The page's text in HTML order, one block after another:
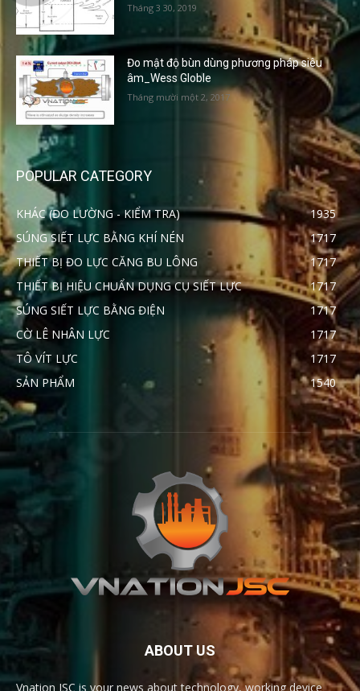
Tháng 3 30, 2019
Đo mật độ bùn dùng phương pháp siêu
âm_Wess Globle
Tháng mười một 2, 2017
POPULAR CATEGORY
KHÁC (ĐO LƯỜNG - KIỂM TRA)
1935
SÚNG SIẾT LỰC BẰNG KHÍ NÉN
1717
THIẾT BỊ ĐO LỰC CĂNG BU LÔNG
1717
THIẾT BỊ HIỆU CHUẨN DỤNG CỤ SIẾT LỰC
1717
SÚNG SIẾT LỰC BẰNG ĐIỆN
1717
CỜ LÊ NHÂN LỰC
1717
TÔ VÍT LỰC
1717
SẢN PHẨM
1540
ABOUT US
Vnation JSC is your news about technology, working device